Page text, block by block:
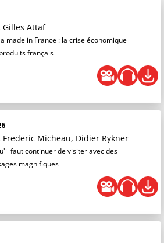
Gilles Attaf
made in France : la crise économique
français
Frederic Micheau, Didier Rykner
faut continuer de visiter avec des
magnifiques